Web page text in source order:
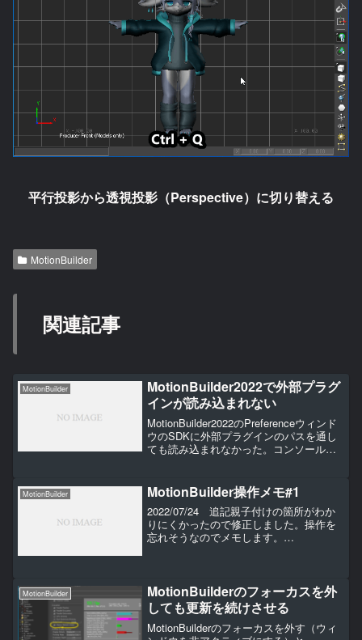
平行投影から透視投影（Perspective）に切り替える
MotionBuilder
関連記事
MotionBuilder
MotionBuilder2022で外部プラグ
インが読み込まれない
MotionBuilder2022のPreferenceウィンド
ウのSDKに外部プラグインのパスを通し
ても読み込まれなかった。コンソール付
MotionBuilder MotionBuilder操作メモ#1
2022/07/24 追記親子付けの箇所がわか
りにくかったので修正しました。操作を
忘れそうなのでメモします。
MotionBuilder
MotionBuilderのフォーカスを外
しても更新を続けさせる
MotionBuilderのフォーカスを外す（ウィ